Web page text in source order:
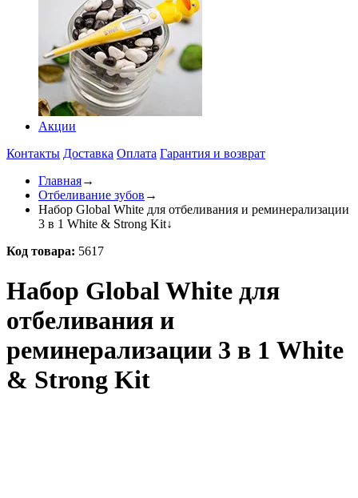
Акции
Контакты Доставка Оплата Гарантия и возврат
Главная→
Отбеливание зубов →
Набор Global White для отбеливания и реминерализации
3 в 1 White & Strong Kit↓
Код товара: 5617
Набор Global White для
отбеливания и
реминерализации 3 в 1 White
& Strong Kit